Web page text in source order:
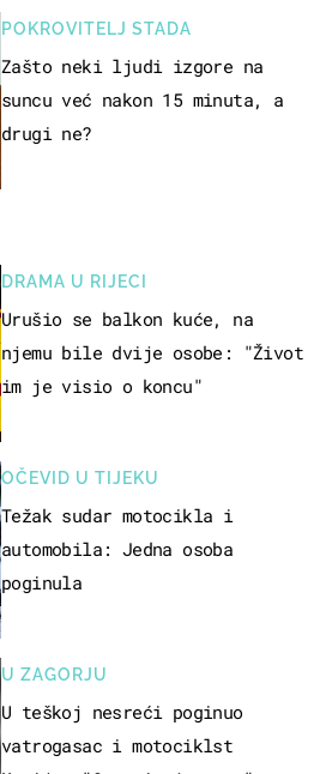
DRAMA U RIJECI
Urušio se balkon kuće, na
njemu bile dvije osobe: "Život
im je visio o koncu"
OČEVID U TIJEKU
Težak sudar motocikla i
automobila: Jedna osoba
poginula
U ZAGORJU
U teškoj nesreći poginuo
vatrogasac i motociklst
POKROVITELJ STADA
Zašto neki ljudi izgore na
suncu već nakon 15 minuta, a
drugi ne?